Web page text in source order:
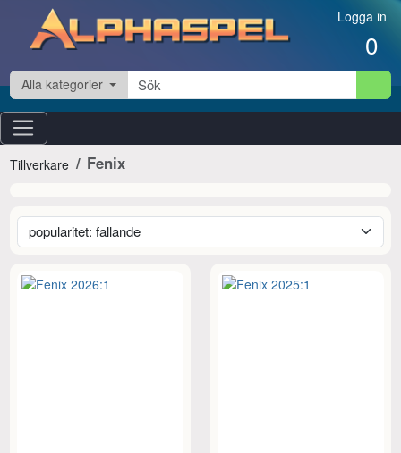
Hoppa till innehåll Logga in
0
Alla kategorier
Tillverkare Fenix